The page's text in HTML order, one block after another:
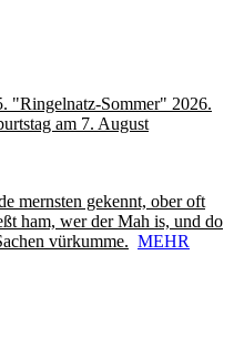
"Ringelnatz-Sommer" 2026.
am 7. August
mernsten gekennt, ober oft
ham, wer der Mah is, und do
vürkumme. MEHR